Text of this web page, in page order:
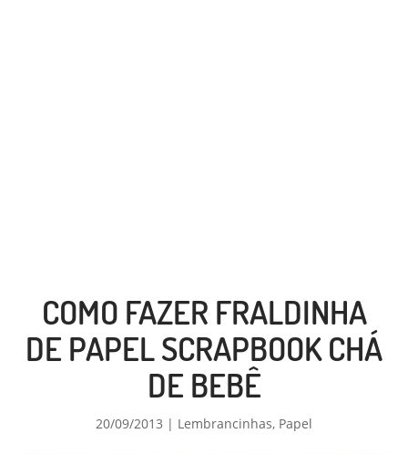
COMO FAZER FRALDINHA
DE PAPEL SCRAPBOOK CHÁ
DE BEBÊ
20/09/2013 | Lembrancinhas, Papel